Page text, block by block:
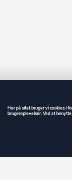
er et
Her på sitet bruger vi cookies i
brugeroplevelser. Ved at